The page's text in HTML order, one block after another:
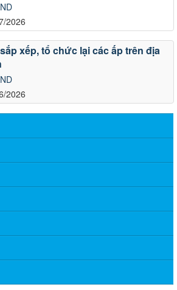
2026
2026
xếp, tổ chức lại các ấp trên địa